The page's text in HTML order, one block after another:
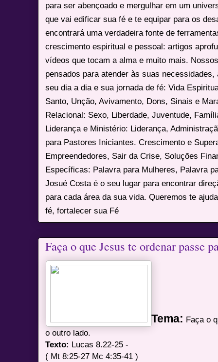
para ser abençoado e mergulhar em um
que vai edificar sua fé e te equipar para os
encontrará uma verdadeira fonte de
crescimento espiritual e pessoal: artigos
vídeos que tocam a alma e muito mais.
pensados para atender às suas
seu dia a dia e sua jornada de fé: Vida
Santo, Unção, Avivamento, Dons, Sinais e
Relacional: Sexo, Liberdade, Juventude,
Liderança e Ministério: Liderança,
para Pastores Iniciantes. Crescimento e
Empreendedores, Sair da Crise, Soluções
Específicas: Palavra para Mulheres, Palavra
Josué Costa é o seu lugar para encontrar
para cada área da sua vida. Queremos te
fé, fortalecer sua Fé
Faça o que Jesus te ordenar passe
Tema: Faça o
o outro lado.
Texto: Lucas 8.22-25 -
( Mt 8:25-27 Mc 4:35-41 )